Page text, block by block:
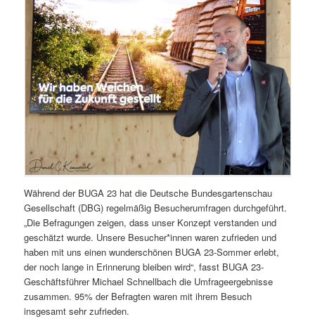
Während der BUGA 23 hat die Deutsche Bundesgartenschau
Gesellschaft (DBG) regelmäßig Besucherumfragen durchgeführt.
„Die Befragungen zeigen, dass unser Konzept verstanden und
geschätzt wurde. Unsere Besucher*innen waren zufrieden und
haben mit uns einen wunderschönen BUGA 23-Sommer erlebt,
der noch lange in Erinnerung bleiben wird“, fasst BUGA 23-
Geschäftsführer Michael Schnellbach die Umfrageergebnisse
zusammen. 95% der Befragten waren mit ihrem Besuch
insgesamt sehr zufrieden.